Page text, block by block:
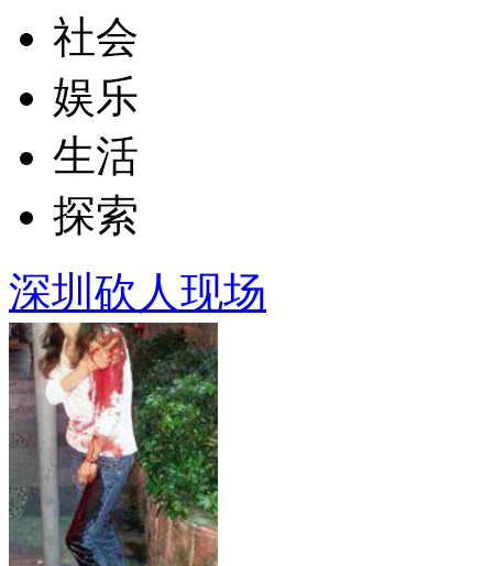
社会
娱乐
生活
探索
深圳砍人现场